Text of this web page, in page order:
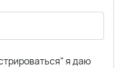
я даю